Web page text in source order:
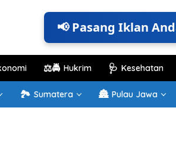
📢 Pasang Iklan
⚖️🚔 Hukrim 🩺 Kesehatan
🏞️ Sumatera 🏯 Pulau Jawa